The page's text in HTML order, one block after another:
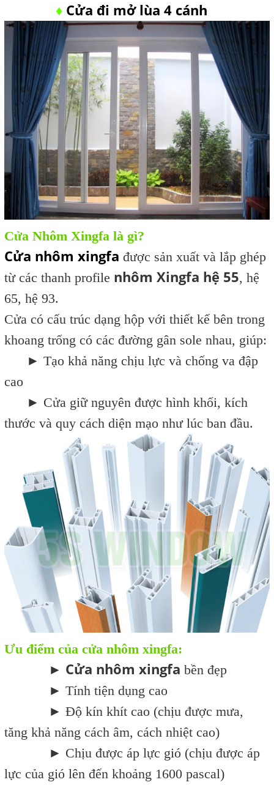
♦ Cửa đi mở lùa 4 cánh
Cửa Nhôm Xingfa là gì?
Cửa nhôm xingfa được sản xuất và lắp ghép
từ các thanh profile nhôm Xingfa hệ 55, hệ
65, hệ 93.
Cửa có cấu trúc dạng hộp với thiết kế bên trong
khoang trống có các đường gân sole nhau, giúp:
► Tạo khả năng chịu lực và chống va đập
cao
► Cửa giữ nguyên được hình khối, kích
thước và quy cách diện mạo như lúc ban đầu.
Ưu điểm của cửa nhôm xingfa:
► Cửa nhôm xingfa bền đẹp
► Tính tiện dụng cao
► Độ kín khít cao (chịu được mưa,
tăng khả năng cách âm, cách nhiệt cao)
► Chịu được áp lực gió (chịu được áp
lực của gió lên đến khoảng 1600 pascal)